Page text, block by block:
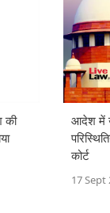
की
आदेश में
कोर्ट
17 Sept